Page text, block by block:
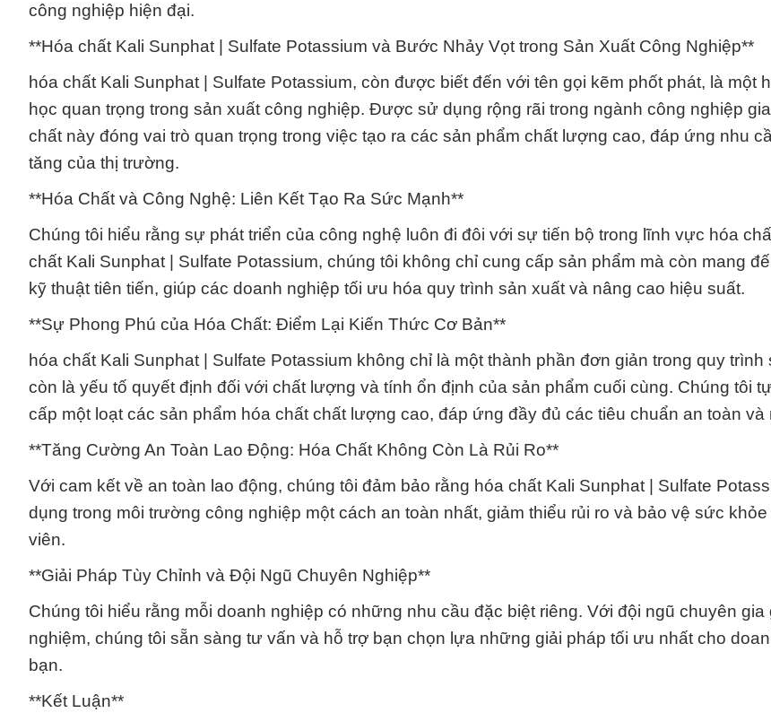
công nghiệp hiện đại.
**Hóa chất Kali Sunphat | Sulfate Potassium và Bước Nhảy Vọt trong Sản Xuất Công Nghiệp**
hóa chất Kali Sunphat | Sulfate Potassium, còn được biết đến với tên gọi kẽm phốt phát, là một
học quan trọng trong sản xuất công nghiệp. Được sử dụng rộng rãi trong ngành công nghiệp
chất này đóng vai trò quan trọng trong việc tạo ra các sản phẩm chất lượng cao, đáp ứng nhu
tăng của thị trường.
**Hóa Chất và Công Nghệ: Liên Kết Tạo Ra Sức Mạnh**
Chúng tôi hiểu rằng sự phát triển của công nghệ luôn đi đôi với sự tiến bộ trong lĩnh vực hóa
chất Kali Sunphat | Sulfate Potassium, chúng tôi không chỉ cung cấp sản phẩm mà còn mang
kỹ thuật tiên tiến, giúp các doanh nghiệp tối ưu hóa quy trình sản xuất và nâng cao hiệu suất.
**Sự Phong Phú của Hóa Chất: Điểm Lại Kiến Thức Cơ Bản**
hóa chất Kali Sunphat | Sulfate Potassium không chỉ là một thành phần đơn giản trong quy trình
còn là yếu tố quyết định đối với chất lượng và tính ổn định của sản phẩm cuối cùng. Chúng tôi
cấp một loạt các sản phẩm hóa chất chất lượng cao, đáp ứng đầy đủ các tiêu chuẩn an toàn và
**Tăng Cường An Toàn Lao Động: Hóa Chất Không Còn Là Rủi Ro**
Với cam kết về an toàn lao động, chúng tôi đảm bảo rằng hóa chất Kali Sunphat | Sulfate
dụng trong môi trường công nghiệp một cách an toàn nhất, giảm thiểu rủi ro và bảo vệ sức
viên.
**Giải Pháp Tùy Chỉnh và Đội Ngũ Chuyên Nghiệp**
Chúng tôi hiểu rằng mỗi doanh nghiệp có những nhu cầu đặc biệt riêng. Với đội ngũ chuyên gia
nghiệm, chúng tôi sẵn sàng tư vấn và hỗ trợ bạn chọn lựa những giải pháp tối ưu nhất cho
bạn.
**Kết Luận**